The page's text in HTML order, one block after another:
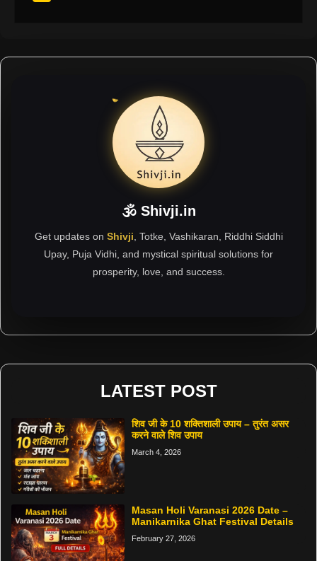
🕉 Shivji.in
Get updates on Shivji , Totke, Vashikaran, Riddhi Siddhi
Upay, Puja Vidhi, and mystical spiritual solutions for
prosperity, love, and success.
LATEST POST
शिव जी के 10 शक्तिशाली उपाय – तुरंत असर
करने वाले शिव उपाय
March 4, 2026
Masan Holi Varanasi 2026 Date –
Manikarnika Ghat Festival Details
February 27, 2026